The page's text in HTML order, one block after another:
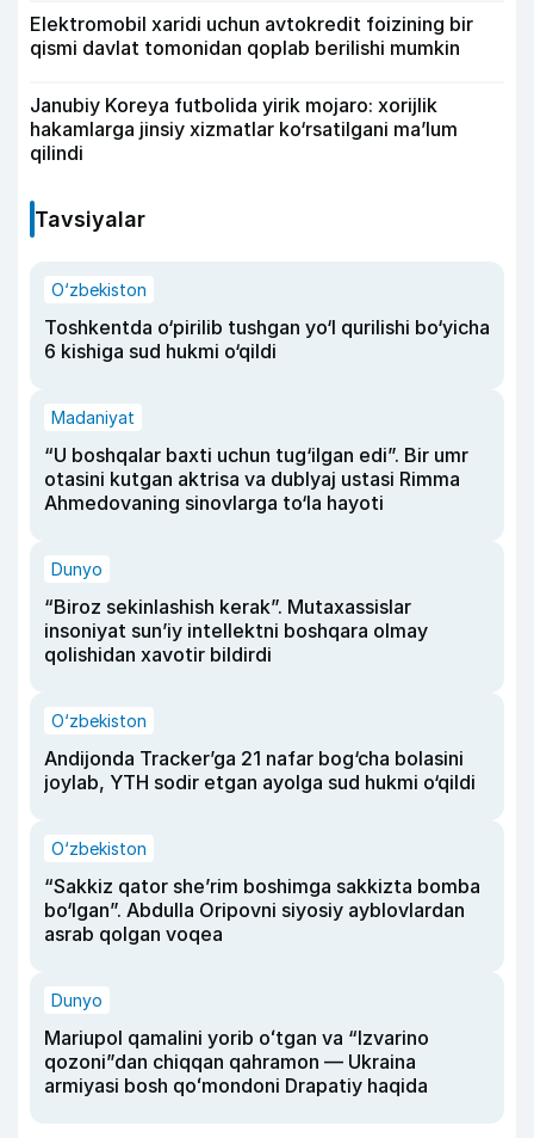
Elektromobil xaridi uchun avtokredit foizining bir
qismi davlat tomonidan qoplab berilishi mumkin
Janubiy Koreya futbolida yirik mojaro: xorijlik
hakamlarga jinsiy xizmatlar ko‘rsatilgani ma’lum
qilindi
Tavsiyalar
O‘zbekiston
Toshkentda o‘pirilib tushgan yo‘l qurilishi bo‘yicha
6 kishiga sud hukmi o‘qildi
Madaniyat
“U boshqalar baxti uchun tug‘ilgan edi”. Bir umr
otasini kutgan aktrisa va dublyaj ustasi Rimma
Ahmedovaning sinovlarga to‘la hayoti
Dunyo
“Biroz sekinlashish kerak”. Mutaxassislar
insoniyat sun’iy intellektni boshqara olmay
qolishidan xavotir bildirdi
O‘zbekiston
Andijonda Tracker’ga 21 nafar bog‘cha bolasini
joylab, YTH sodir etgan ayolga sud hukmi o‘qildi
O‘zbekiston
“Sakkiz qator she’rim boshimga sakkizta bomba
bo‘lgan”. Abdulla Oripovni siyosiy ayblovlardan
asrab qolgan voqea
Dunyo
Mariupol qamalini yorib oʻtgan va “Izvarino
qozoni”dan chiqqan qahramon — Ukraina
armiyasi bosh qoʻmondoni Drapatiy haqida